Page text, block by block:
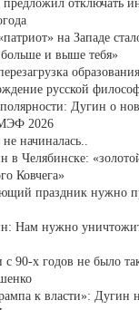
отключать
на Западе
больше и выше тебя»
русской
Дугин о
2026
начиналась..
в Челябинске:
Ковчега»
праздник нужно
Нам нужно
90-х годов не было
к власти»: Дугин